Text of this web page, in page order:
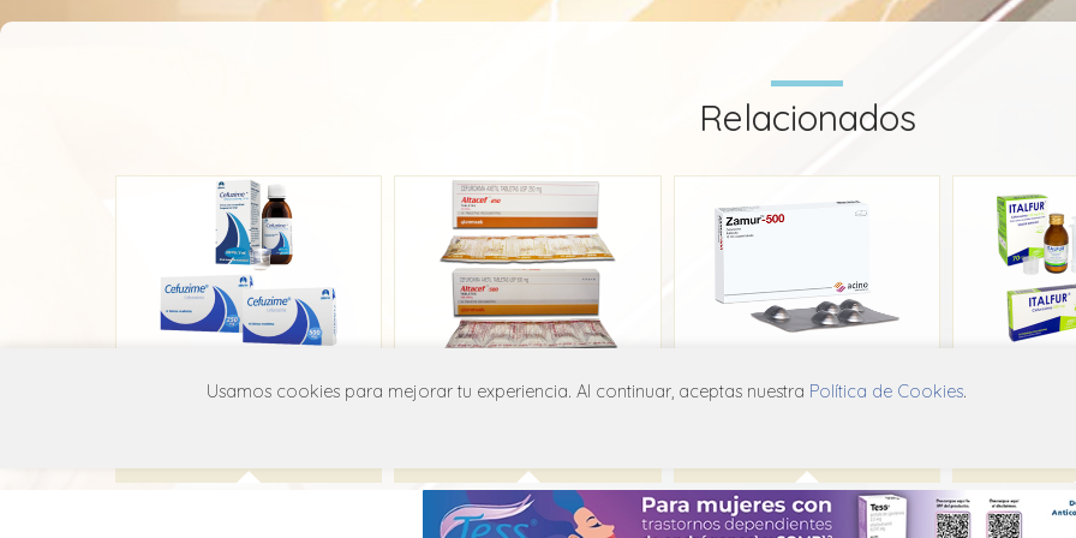
Relacionados
Cefuzime Altacef Zamur
Usamos cookies para mejorar tu experiencia. Al continuar, aceptas nuestra Política de Cookies.